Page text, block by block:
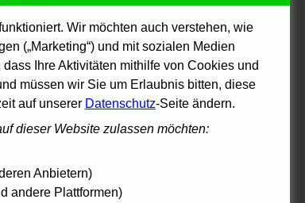
Hoppe, Schroeter
Sie kam zum Theater,
mit Gustaf Gründgens
deutschen
und Bühnenausschnitte
in Form eines inneren
Wir möchten auch verstehen, wie
(„Marketing“) und mit sozialen Medien
Ihre Aktivitäten mithilfe von Cookies und
müssen wir Sie um Erlaubnis bitten, diese
auf unserer Datenschutz-Seite ändern.
dieser Website zulassen möchten:
Anbietern)
andere Plattformen)